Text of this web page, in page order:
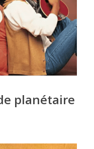
planétaire